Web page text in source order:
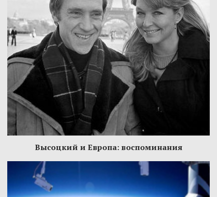
Высоцкий и Европа: воспоминания